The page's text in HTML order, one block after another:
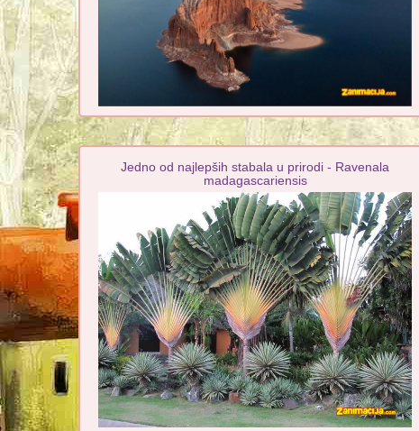
Jedno od najlepših stabala u prirodi - Ravenala
madagascariensis